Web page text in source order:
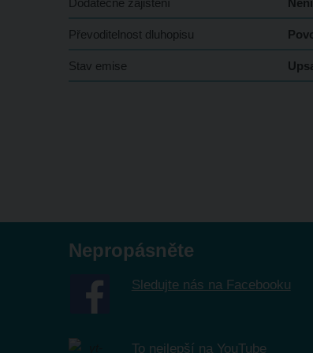
Převoditelnost dluhopisu
Stav emise
Nepropásněte
Sledujte nás na Facebooku
To nejlepší na YouTube